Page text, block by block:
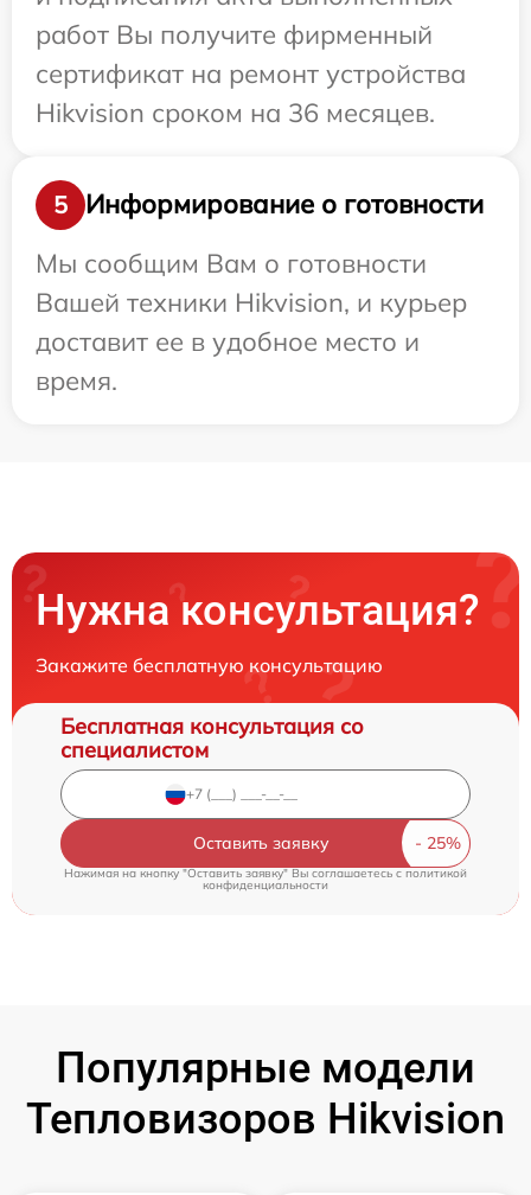
работ Вы получите фирменный
сертификат на ремонт устройства
Hikvision сроком на 36 месяцев.
5
Информирование о готовности
Мы сообщим Вам о готовности
Вашей техники Hikvision, и курьер
доставит ее в удобное место и
время.
Нужна консультация?
Закажите бесплатную консультацию
Бесплатная консультация со
специалистом
Оставить заявку
Нажимая на кнопку "Оставить заявку" Вы соглашаетесь cполитикой
конфиденциальности
Популярные модели
Тепловизоров Hikvision